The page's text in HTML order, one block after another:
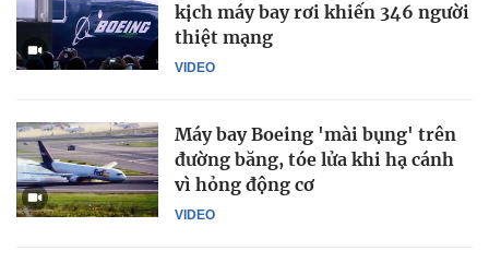
VIDEO
kịch máy bay rơi khiến 346 người
thiệt mạng
VIDEO
Máy bay Boeing 'mài bụng' trên
đường băng, tóe lửa khi hạ cánh
vì hỏng động cơ